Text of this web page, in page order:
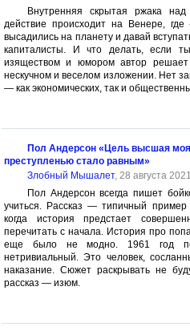
Внутренняя скрытая ржака над
действие происходит на Венере,
высадились на планету и давай
капиталисты. И что делать, если
изяществом и юмором автор
нескучном и веселом изложении. Нет
— как экономических, так и
Пол Андерсон «Цель высшая
преступленью стало равным»
Злобный Мышалет, 28 августа
Пол Андерсон всегда пишет
учиться. Рассказ — типичный пример
когда история предстает
перечитать с начала. История про
еще было не модно. 1961 год
нетривиальный. Это человек,
наказание. Сюжет раскрывать не
рассказ — изюм.